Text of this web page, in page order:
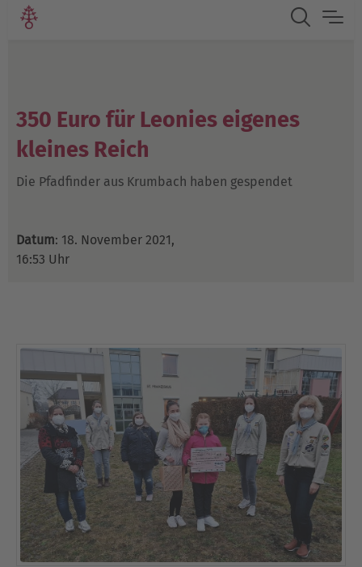
350 Euro für Leonies eigenes
kleines Reich
Die Pfadfinder aus Krumbach haben gespendet
Datum: 18. November 2021,
16:53 Uhr